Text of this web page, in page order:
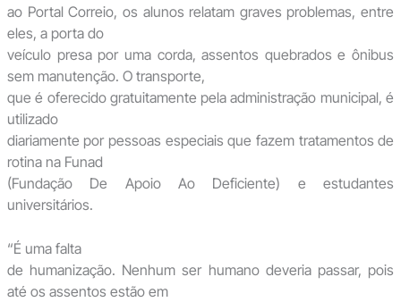
ao Portal Correio, os alunos relatam graves problemas, entre
eles, a porta do
veículo presa por uma corda, assentos quebrados e ônibus
sem manutenção. O transporte,
que é oferecido gratuitamente pela administração municipal, é
utilizado
diariamente por pessoas especiais que fazem tratamentos de
rotina na Funad
(Fundação De Apoio Ao Deficiente) e estudantes
universitários.
“É uma falta
de humanização. Nenhum ser humano deveria passar, pois
até os assentos estão em